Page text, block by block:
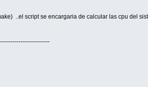
..el script se encargaria de calcular las cpu del